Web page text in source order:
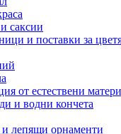
саксии
и поставки за
от естествени
и водни кончета
лепящи орнаменти